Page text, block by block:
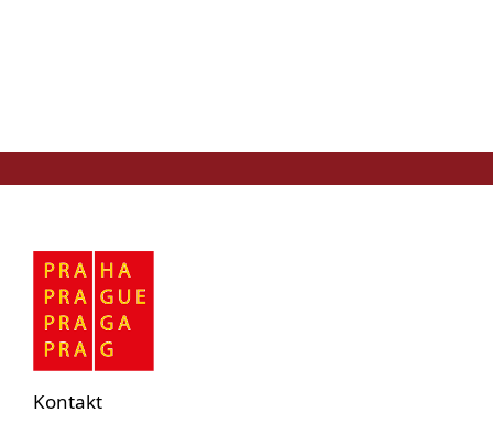
Kontakt